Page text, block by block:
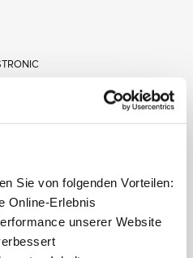
Sie von folgenden Vorteilen:
Online-Erlebnis
unserer Website
"Digital Extras" kostenpflichtig im